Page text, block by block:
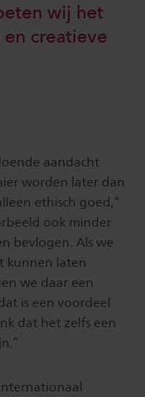
wij het
creatieve
aandacht
worden later dan
ethisch goed,”
ook minder
bevlogen. Als we
kunnen laten
we daar een
is een voordeel
dat het zelfs een